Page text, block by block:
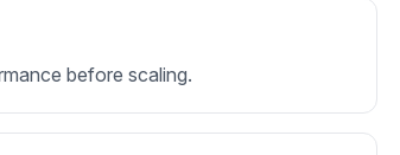
before scaling.